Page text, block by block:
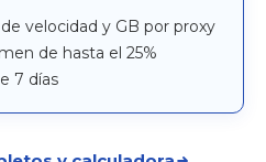
velocidad y GB por proxy
de hasta el 25%
7 días